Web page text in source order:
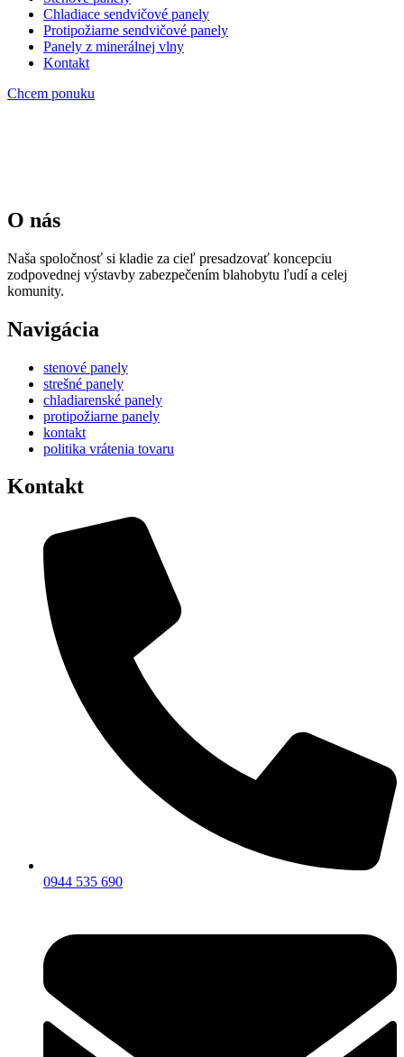
Chladiace sendvičové panely
Protipožiarne sendvičové panely
Panely z minerálnej vlny
Kontakt
Chcem ponuku
O nás
Naša spoločnosť si kladie za cieľ presadzovať koncepciu
zodpovednej výstavby zabezpečením blahobytu ľudí a celej
komunity.
Navigácia
stenové panely
strešné panely
chladiarenské panely
protipožiarne panely
kontakt
politika vrátenia tovaru
Kontakt
0944 535 690